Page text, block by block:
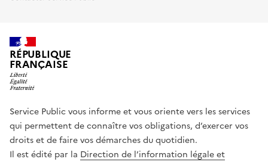
RÉPUBLIQUE
FRANÇAISE
Service Public vous informe et vous oriente vers les services
qui permettent de connaître vos obligations, d’exercer vos
droits et de faire vos démarches du quotidien.
Il est édité par la Direction de l’information légale et